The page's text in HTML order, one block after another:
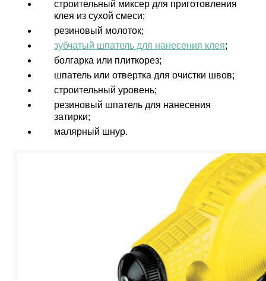
строительный миксер для приготовления
клея из сухой смеси;
резиновый молоток;
зубчатый шпатель для нанесения клея;
болгарка или плиткорез;
шпатель или отвертка для очистки швов;
строительный уровень;
резиновый шпатель для нанесения
затирки;
малярный шнур.